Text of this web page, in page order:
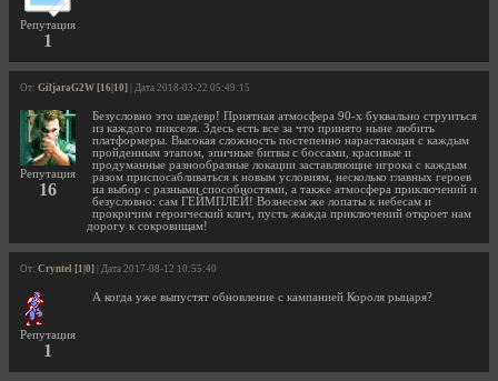
Репутация
1
От: GiljaraG2W [16|10] | Дата 2018-03-22 05:49:15
Репутация
16
Безусловно это шедевр! Приятная атмосфера 90-х буквально струиться
из каждого пикселя. Здесь есть все за что принято ныне любить
платформеры. Высокая сложность постепенно нарастающая с каждым
пройденным этапом, эпичные битвы с боссами, красивые и
продуманные разнообразные локации заставляющие игрока с каждым
разом приспосабливаться к новым условиям, несколько главных героев
на выбор с разными способностями, а также атмосфера приключений и
безусловно: сам ГЕЙМПЛЕЙ! Вознесем же лопаты к небесам и
прокричим героический клич, пусть жажда приключений откроет нам
дорогу к сокровищам!
От: Cryntel [1|0] | Дата 2017-08-12 10:55:40
Репутация
1
А когда уже выпустят обновление с кампанией Короля рыцаря?